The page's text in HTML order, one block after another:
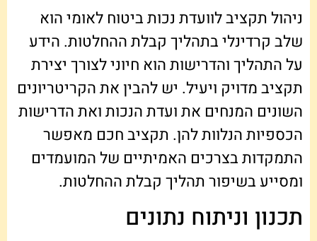
ניהול תקציב לוועדת נכות ביטוח לאומי הוא
שלב קרדינלי בתהליך קבלת ההחלטות. הידע
על התהליך והדרישות הוא חיוני לצורך יצירת
תקציב מדויק ויעיל. יש להבין את הקריטריונים
השונים המנחים את ועדת הנכות ואת הדרישות
הכספיות הנלוות להן. תקציב חכם מאפשר
התמקדות בצרכים האמיתיים של המועמדים
ומסייע בשיפור תהליך קבלת ההחלטות.
תכנון וניתוח נתונים